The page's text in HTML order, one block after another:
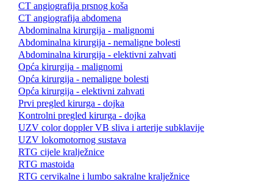
CT angiografija prsnog koša
CT angiografija abdomena
Abdominalna kirurgija - malignomi
Abdominalna kirurgija - nemaligne bolesti
Abdominalna kirurgija - elektivni zahvati
Opća kirurgija - malignomi
Opća kirurgija - nemaligne bolesti
Opća kirurgija - elektivni zahvati
Prvi pregled kirurga - dojka
Kontrolni pregled kirurga - dojka
UZV color doppler VB sliva i arterije subklavije
UZV lokomotornog sustava
RTG cijele kralježnice
RTG mastoida
RTG cervikalne i lumbo sakralne kralježnice